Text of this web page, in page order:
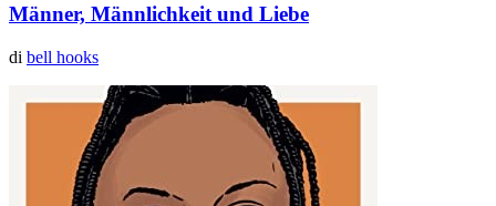
Männer, Männlichkeit und Liebe
di bell hooks